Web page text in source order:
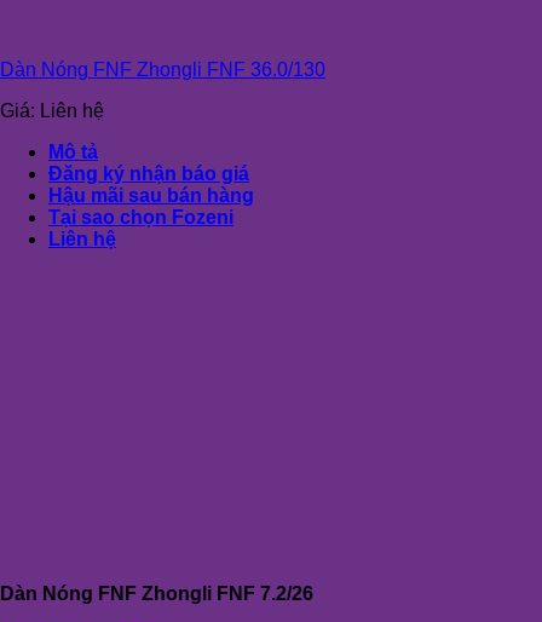
Dàn Nóng FNF Zhongli FNF 36.0/130
Giá: Liên hệ
Mô tả
Đăng ký nhận báo giá
Hậu mãi sau bán hàng
Tại sao chọn Fozeni
Liên hệ
Dàn Nóng FNF Zhongli FNF 7.2/26